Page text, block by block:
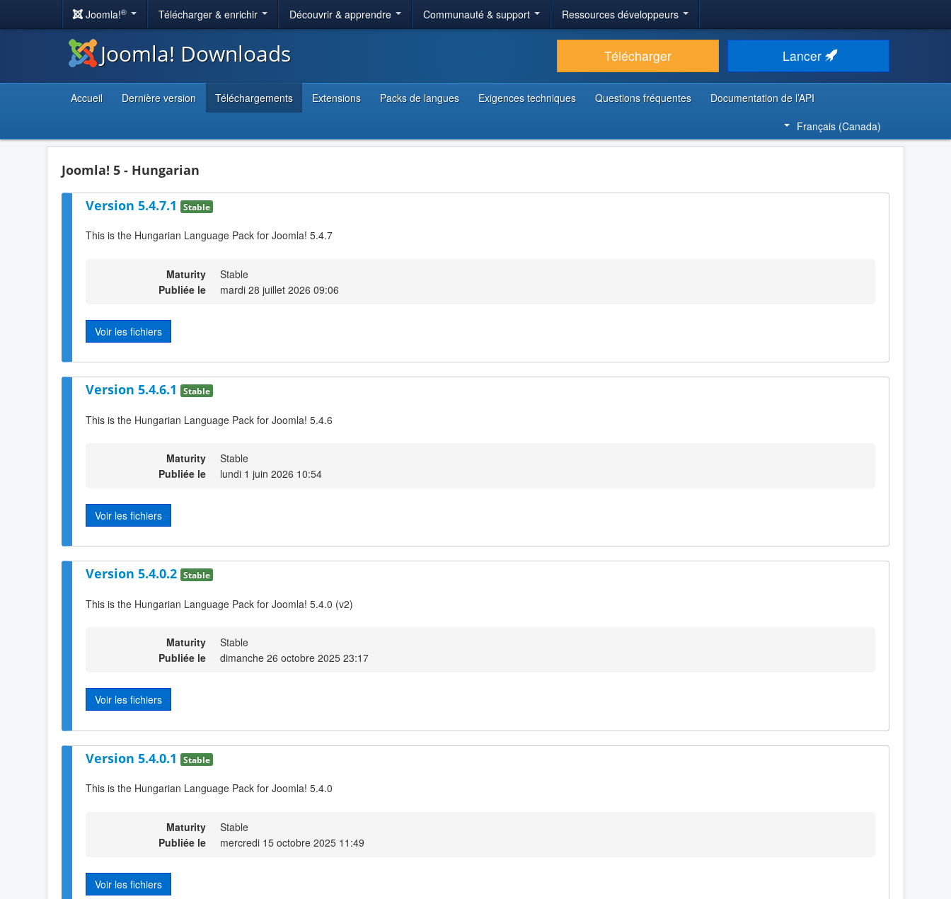
Joomla!® Télécharger & enrichir Découvrir & apprendre Communauté & support Ressources développeurs
Joomla! Downloads Télécharger Lancer
Accueil Dernière version Téléchargements Extensions Packs de langues Exigences techniques Questions fréquentes
Documentation de l’API
Français (Canada)
Joomla! 5 - Hungarian
Version 5.4.7.1 Stable
This is the Hungarian Language Pack for Joomla! 5.4.7
Maturity
Stable
Publiée le
mardi 28 juillet 2026 09:06
Voir les fichiers
Version 5.4.6.1 Stable
This is the Hungarian Language Pack for Joomla! 5.4.6
Maturity
Stable
Publiée le
lundi 1 juin 2026 10:54
Voir les fichiers
Version 5.4.0.2 Stable
This is the Hungarian Language Pack for Joomla! 5.4.0 (v2)
Maturity
Stable
Publiée le
dimanche 26 octobre 2025 23:17
Voir les fichiers
Version 5.4.0.1 Stable
This is the Hungarian Language Pack for Joomla! 5.4.0
Maturity
Stable
Publiée le
mercredi 15 octobre 2025 11:49
Voir les fichiers